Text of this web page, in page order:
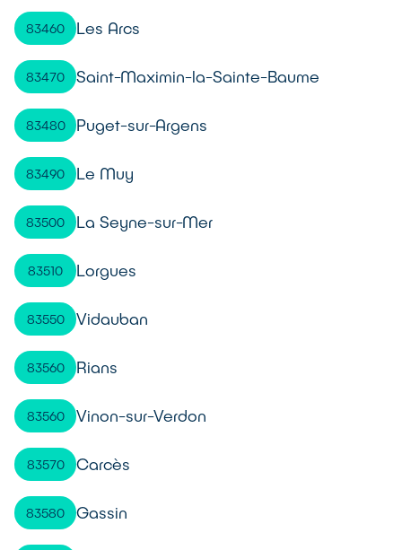
83460 Les Arcs
83470 Saint-Maximin-la-Sainte-Baume
83480 Puget-sur-Argens
83490 Le Muy
83500 La Seyne-sur-Mer
83510 Lorgues
83550 Vidauban
83560 Rians
83560 Vinon-sur-Verdon
83570 Carcès
83580 Gassin